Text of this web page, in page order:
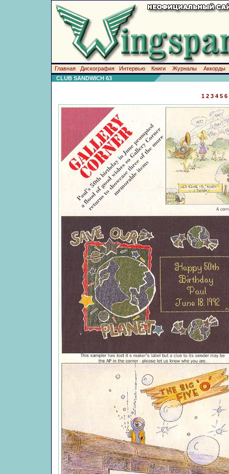
Главная Дискография Интервью Книги Журналы
Аккорды
CLUB SANDWICH 63
1 2 3 4 5 6